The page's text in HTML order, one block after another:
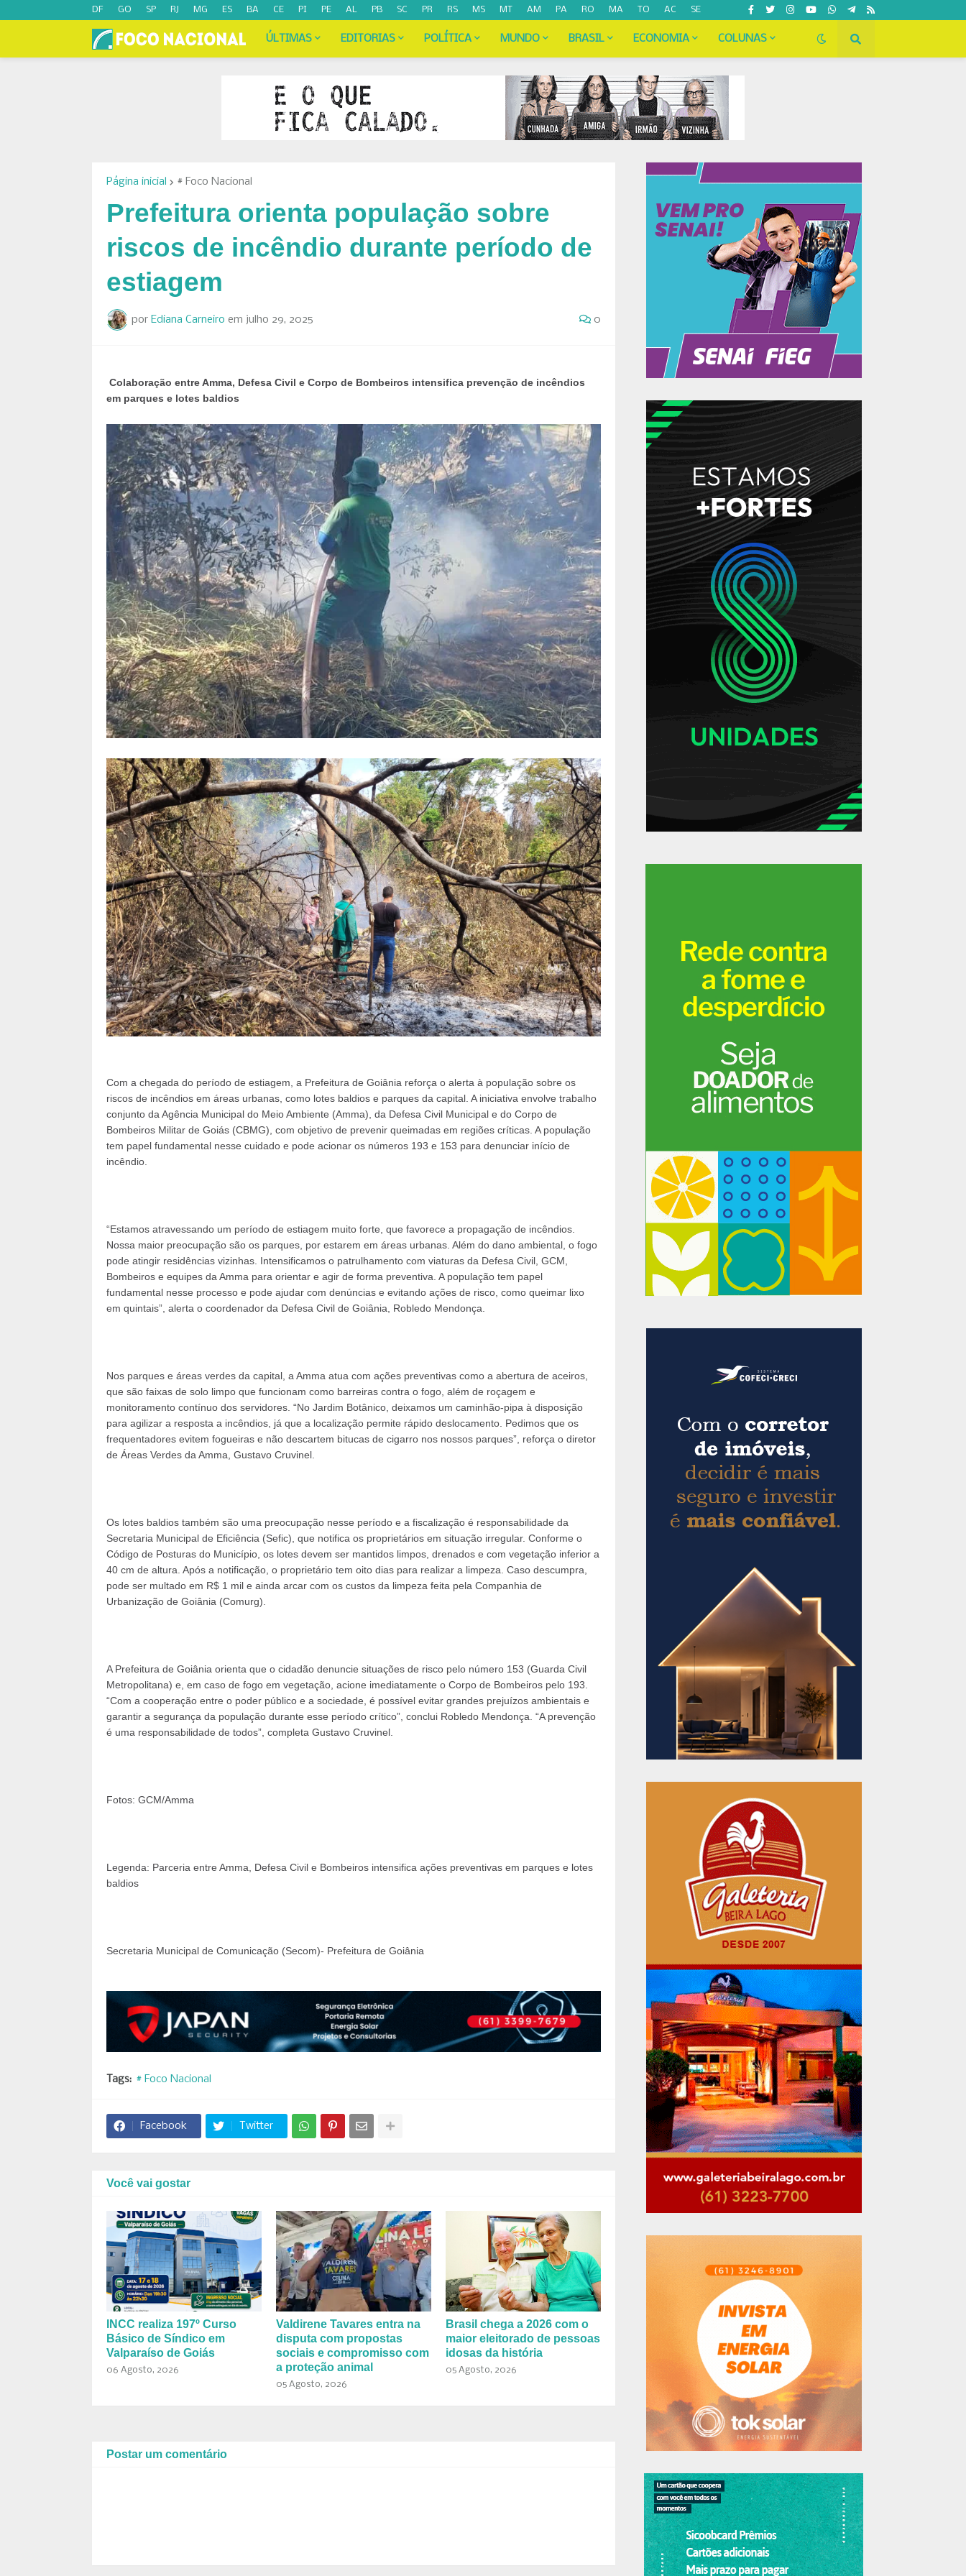
DF GO SP RJ MG ES BA CE PI PE AL PB SC PR RS MS MT AM PA RO MA TO AC SE
ÚLTIMAS EDITORIAS POLÍTICA MUNDO BRASIL ECONOMIA COLUNAS
Página inicial # Foco Nacional
Prefeitura orienta população sobre
riscos de incêndio durante período de
estiagem
por Ediana Carneiro em julho 29, 2025 0
Colaboração entre Amma, Defesa Civil e Corpo de Bombeiros intensifica prevenção de incêndios
em parques e lotes baldios
Com a chegada do período de estiagem, a Prefeitura de Goiânia reforça o alerta à população sobre os
riscos de incêndios em áreas urbanas, como lotes baldios e parques da capital. A iniciativa envolve trabalho
conjunto da Agência Municipal do Meio Ambiente (Amma), da Defesa Civil Municipal e do Corpo de
Bombeiros Militar de Goiás (CBMG), com objetivo de prevenir queimadas em regiões críticas. A população
tem papel fundamental nesse cuidado e pode acionar os números 193 e 153 para denunciar início de
incêndio.
“Estamos atravessando um período de estiagem muito forte, que favorece a propagação de incêndios.
Nossa maior preocupação são os parques, por estarem em áreas urbanas. Além do dano ambiental, o fogo
pode atingir residências vizinhas. Intensificamos o patrulhamento com viaturas da Defesa Civil, GCM,
Bombeiros e equipes da Amma para orientar e agir de forma preventiva. A população tem papel
fundamental nesse processo e pode ajudar com denúncias e evitando ações de risco, como queimar lixo
em quintais”, alerta o coordenador da Defesa Civil de Goiânia, Robledo Mendonça.
Nos parques e áreas verdes da capital, a Amma atua com ações preventivas como a abertura de aceiros,
que são faixas de solo limpo que funcionam como barreiras contra o fogo, além de roçagem e
monitoramento contínuo dos servidores. “No Jardim Botânico, deixamos um caminhão-pipa à disposição
para agilizar a resposta a incêndios, já que a localização permite rápido deslocamento. Pedimos que os
frequentadores evitem fogueiras e não descartem bitucas de cigarro nos nossos parques”, reforça o diretor
de Áreas Verdes da Amma, Gustavo Cruvinel.
Os lotes baldios também são uma preocupação nesse período e a fiscalização é responsabilidade da
Secretaria Municipal de Eficiência (Sefic), que notifica os proprietários em situação irregular. Conforme o
Código de Posturas do Município, os lotes devem ser mantidos limpos, drenados e com vegetação inferior a
40 cm de altura. Após a notificação, o proprietário tem oito dias para realizar a limpeza. Caso descumpra,
pode ser multado em R$ 1 mil e ainda arcar com os custos da limpeza feita pela Companhia de
Urbanização de Goiânia (Comurg).
A Prefeitura de Goiânia orienta que o cidadão denuncie situações de risco pelo número 153 (Guarda Civil
Metropolitana) e, em caso de fogo em vegetação, acione imediatamente o Corpo de Bombeiros pelo 193.
“Com a cooperação entre o poder público e a sociedade, é possível evitar grandes prejuízos ambientais e
garantir a segurança da população durante esse período crítico”, conclui Robledo Mendonça. “A prevenção
é uma responsabilidade de todos”, completa Gustavo Cruvinel.
Fotos: GCM/Amma
Legenda: Parceria entre Amma, Defesa Civil e Bombeiros intensifica ações preventivas em parques e lotes
baldios
Secretaria Municipal de Comunicação (Secom)- Prefeitura de Goiânia
Tags: # Foco Nacional
Facebook Twitter
Você vai gostar
INCC realiza 197º Curso
Básico de Síndico em
Valparaíso de Goiás
06 Agosto, 2026
Valdirene Tavares entra na
disputa com propostas
sociais e compromisso com
a proteção animal
05 Agosto, 2026
Brasil chega a 2026 com o
maior eleitorado de pessoas
idosas da história
05 Agosto, 2026
Postar um comentário